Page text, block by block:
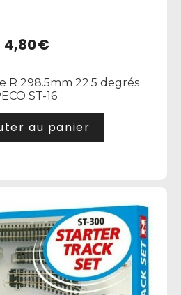
4,80€
R 298.5mm 22.5 degrés
ST-16
au panier